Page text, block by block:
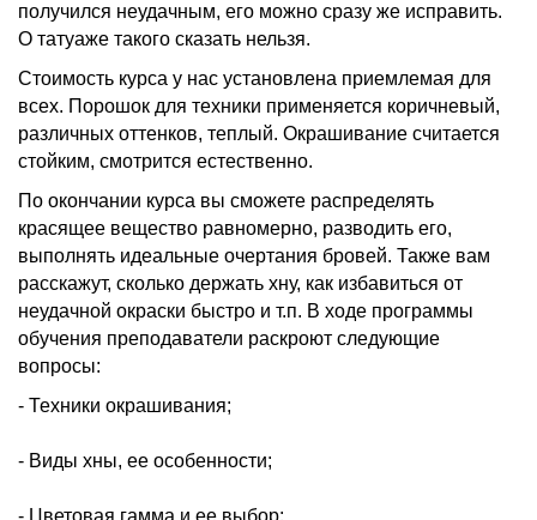
получился неудачным, его можно сразу же исправить.
О татуаже такого сказать нельзя.
Стоимость курса у нас установлена приемлемая для
всех. Порошок для техники применяется коричневый,
различных оттенков, теплый. Окрашивание считается
стойким, смотрится естественно.
По окончании курса вы сможете распределять
красящее вещество равномерно, разводить его,
выполнять идеальные очертания бровей. Также вам
расскажут, сколько держать хну, как избавиться от
неудачной окраски быстро и т.п. В ходе программы
обучения преподаватели раскроют следующие
вопросы:
- Техники окрашивания;
- Виды хны, ее особенности;
- Цветовая гамма и ее выбор;